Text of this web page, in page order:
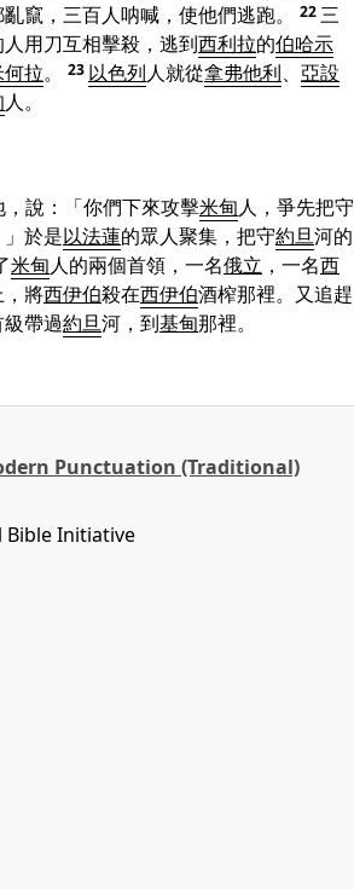
竄，三百人呐喊，使他們逃跑。
22三
用刀互相擊殺，逃到西利拉的伯哈示
拉。 23 以色列人就從拿弗他利、 亞設
人。
，說：「你們下來攻擊米甸人，爭先把守
」於是以法蓮的眾人聚集，把守約旦河的
米甸人的兩個首領，一名俄立 ，一名西
將西伊伯殺在西伊伯酒榨那裡。又追趕
帶過約旦河，到基甸那裡。
Punctuation (Traditional)
Bible Initiative